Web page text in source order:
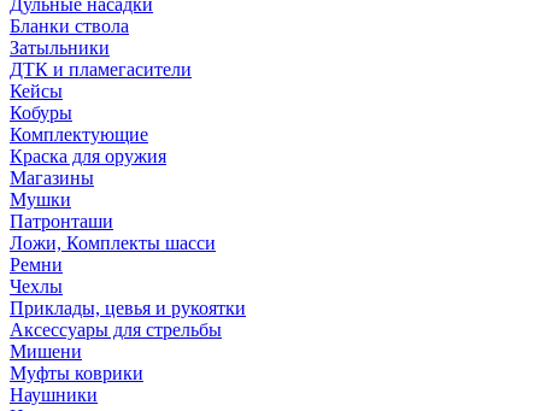
Дульные насадки
Бланки ствола
Затыльники
ДТК и пламегасители
Кейсы
Кобуры
Комплектующие
Краска для оружия
Магазины
Мушки
Патронташи
Ложи, Комплекты шасси
Ремни
Чехлы
Приклады, цевья и рукоятки
Аксессуары для стрельбы
Мишени
Муфты коврики
Наушники